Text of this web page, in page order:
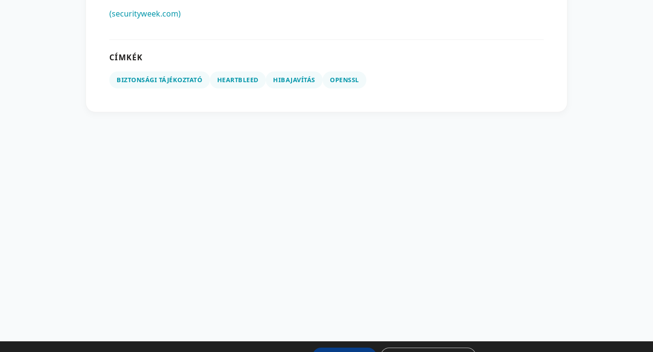
(securityweek.com)
CÍMKÉK
BIZTONSÁGI TÁJÉKOZTATÓ HEARTBLEED HIBAJAVÍTÁS OPENSSL